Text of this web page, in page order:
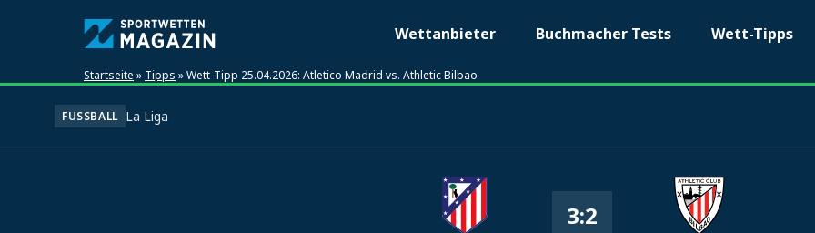
Wettanbieter Buchmacher Tests Wett-Tipps
Startseite » Tipps »Wett-Tipp 25.04.2026: Atletico Madrid vs. Athletic Bilbao
FUSSBALL La Liga
3:2